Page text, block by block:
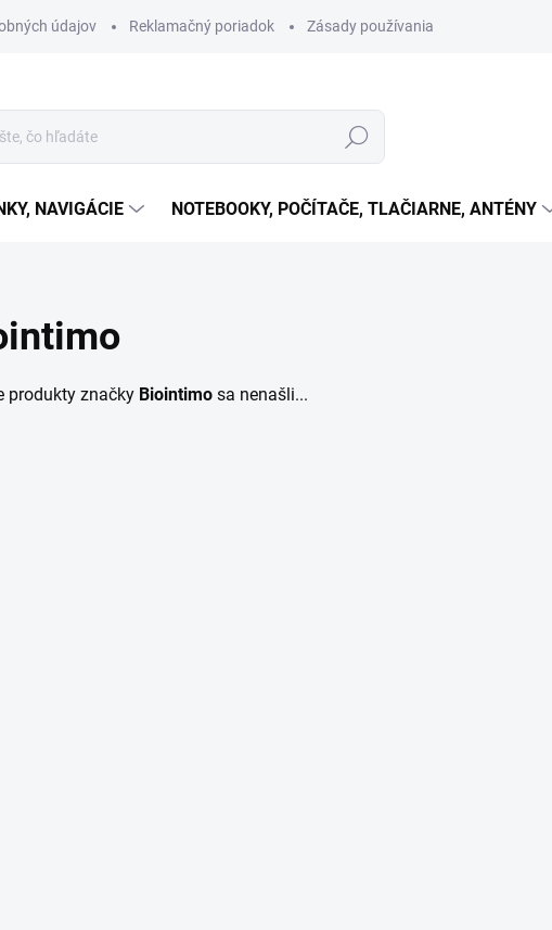
údajov Reklamačný poriadok Zásady používania cookies
Hľadať
NAVIGÁCIE NOTEBOOKY, POČÍTAČE, TLAČIARNE, ANTÉNY
produkty značky Biointimo sa nenašli...